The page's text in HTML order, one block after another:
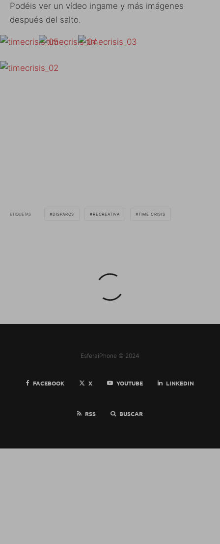
Podéis ver un vídeo ingame y más imágenes
después del salto.
ETIQUETAS DISPAROS RECREATIVA TIME CRISIS
EsferaiPhone © 2024
FACEBOOK X YOUTUBE LINKEDIN
RSS BUSCAR